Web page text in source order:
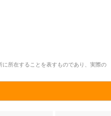
所在することを表すものであり、実際の